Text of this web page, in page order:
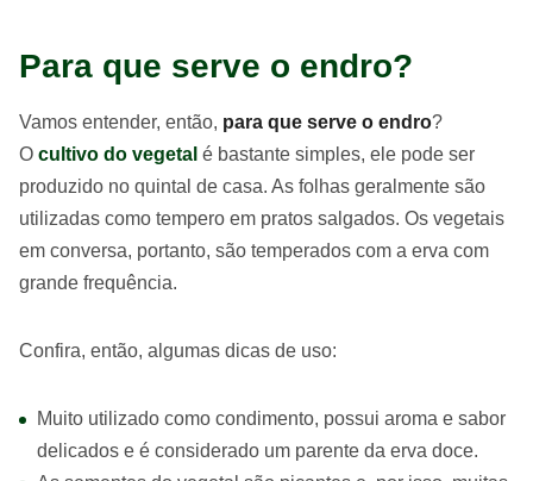
Para que serve o endro?
Vamos entender, então, para que serve o endro?
O cultivo do vegetal é bastante simples, ele pode ser
produzido no quintal de casa. As folhas geralmente são
utilizadas como tempero em pratos salgados. Os vegetais
em conversa, portanto, são temperados com a erva com
grande frequência.
Confira, então, algumas dicas de uso:
Muito utilizado como condimento, possui aroma e sabor
delicados e é considerado um parente da erva doce.